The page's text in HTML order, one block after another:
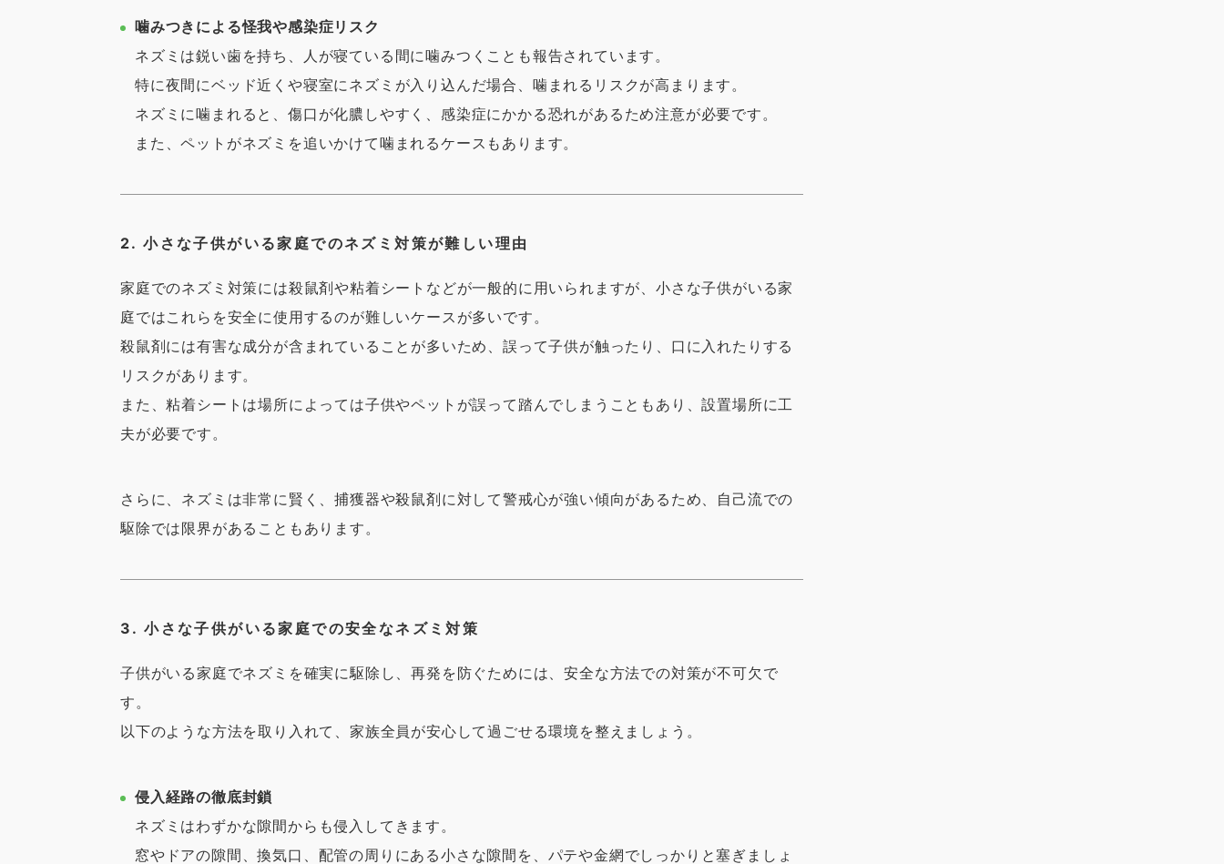
噛みつきによる怪我や感染症リスク
ネズミは鋭い歯を持ち、人が寝ている間に噛みつくことも報告されています。
特に夜間にベッド近くや寝室にネズミが入り込んだ場合、噛まれるリスクが高まります。
ネズミに噛まれると、傷口が化膿しやすく、感染症にかかる恐れがあるため注意が必要です。
また、ペットがネズミを追いかけて噛まれるケースもあります。
2. 小さな子供がいる家庭でのネズミ対策が難しい理由
家庭でのネズミ対策には殺鼠剤や粘着シートなどが一般的に用いられますが、小さな子供がいる家
庭ではこれらを安全に使用するのが難しいケースが多いです。
殺鼠剤には有害な成分が含まれていることが多いため、誤って子供が触ったり、口に入れたりする
リスクがあります。
また、粘着シートは場所によっては子供やペットが誤って踏んでしまうこともあり、設置場所に工
夫が必要です。
さらに、ネズミは非常に賢く、捕獲器や殺鼠剤に対して警戒心が強い傾向があるため、自己流での
駆除では限界があることもあります。
3. 小さな子供がいる家庭での安全なネズミ対策
子供がいる家庭でネズミを確実に駆除し、再発を防ぐためには、安全な方法での対策が不可欠で
す。
以下のような方法を取り入れて、家族全員が安心して過ごせる環境を整えましょう。
侵入経路の徹底封鎖
ネズミはわずかな隙間からも侵入してきます。
窓やドアの隙間、換気口、配管の周りにある小さな隙間を、パテや金網でしっかりと塞ぎましょ